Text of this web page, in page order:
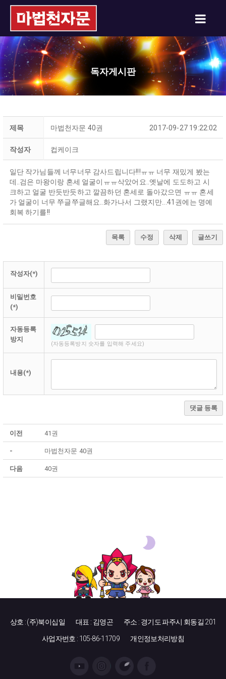
독자게시판
제목 마법천자문 40권 2017-09-27 19:22:02
작성자 컵케이크
일단 작가님들께 너무너무 감사드립니다!!!ㅠㅠ 너무 재밌게 봤는
데..검은 마왕이랑 혼세 얼굴이ㅠㅠ삭았어요..옛날에 도도하고 시
크하고 얼굴 반듯반듯하고 깔끔하던 혼세로 돌아갔으면 ㅠㅠ 혼세
가 얼굴이 너무 쭈글쭈글해요..화가나서 그랬지만...41권에는 명예
회복 하기를!!
목록 수정 삭제 글쓰기
작성자(*)
비밀번호
(*)
자동등록
방지
(자동등록방지 숫자를 입력해 주세요)
내용(*)
댓글 등록
이전 41권
- 마법천자문 40권
다음 40권
상호 : (주)북이십일 대표 : 김영곤 주소 : 경기도 파주시 회동길 201
사업자번호 : 105-86-11709 개인정보처리방침